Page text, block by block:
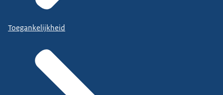
Toegankelijkheid